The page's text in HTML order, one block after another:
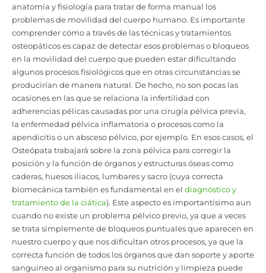
anatomía y fisiología para tratar de forma manual los
problemas de movilidad del cuerpo humano. Es importante
comprender cómo a través de las técnicas y tratamientos
osteopáticos es capaz de detectar esos problemas o bloqueos
en la movilidad del cuerpo que pueden estar dificultando
algunos procesos fisiológicos que en otras circunstancias se
producirían de manera natural. De hecho, no son pocas las
ocasiones en las que se relaciona la infertilidad con
adherencias pélicas causadas por una cirugía pélvica previa,
la enfermedad pélvica inflamatoria o procesos como la
apendicitis o un absceso pélvico, por ejemplo. En esos casos, el
Osteópata trabajará sobre la zona pélvica para corregir la
posición y la función de órganos y estructuras óseas como
caderas, huesos iliacos, lumbares y sacro (cuya correcta
biomecánica también es fundamental en el diagnóstico y
tratamiento de la ciática). Esteaspecto es importantísimo aun
cuando no existe un problema pélvico previo, ya que a veces
se trata simplemente de bloqueos puntuales que aparecen en
nuestro cuerpo y que nos dificultan otros procesos, ya que la
correcta función detodos los órganos que dan soporte y aporte
sanguíneo al organismo para su nutrición y limpieza puede